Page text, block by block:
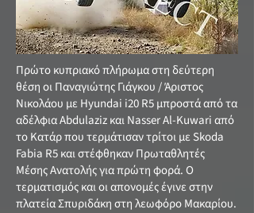
Πρώτο κυπριακό πλήρωμα στη δεύτερη
θέση οι Παναγιώτης Γιάγκου / Άριστος
Νικολάου με Hyundai i20 R5 μπροστά από τα
αδέλφια Abdulaziz και Nasser Al-Kuwari από
το Κατάρ που τερμάτισαν τρίτοι με Skoda
Fabia R5 και στέφθηκαν Πρωταθλητές
Μέσης Ανατολής για πρώτη φορά. Ο
τερματισμός και οι απονομές έγινε στην
πλατεία Σπυριδάκη στη λεωφόρο Μακαρίου.